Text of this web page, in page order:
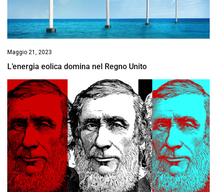
Maggio 21, 2023
L’energia eolica domina nel Regno Unito